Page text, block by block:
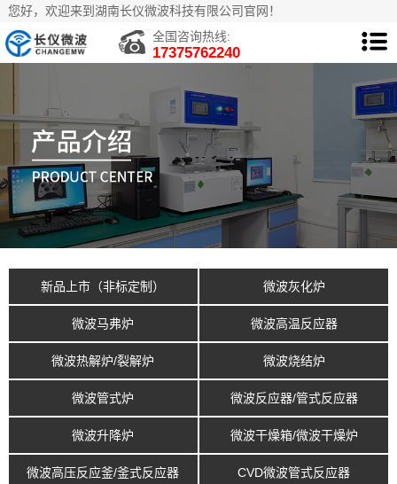
您好，欢迎来到湖南长仪微波科技有限公司官网！
全国咨询热线:
17375762240
新品上市（非标定制） 微波灰化炉
微波马弗炉 微波高温反应器
微波热解炉/裂解炉 微波烧结炉
微波管式炉 微波反应器/管式反应器
微波升降炉 微波干燥箱/微波干燥炉
微波高压反应釜/釜式反应器 CVD微波管式反应器